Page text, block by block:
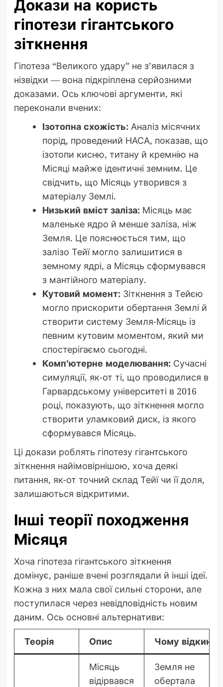
Докази на користь
гіпотези гігантського
зіткнення
Гіпотеза “Великого удару” не з’явилася з
нізвідки — вона підкріплена серйозними
доказами. Ось ключові аргументи, які
переконали вчених:
Ізотопна схожість:Аналіз місячних
порід, проведений НАСА, показав, що
ізотопи кисню, титану й кремнію на
Місяці майже ідентичні земним. Це
свідчить, що Місяць утворився з
матеріалу Землі.
Низький вміст заліза:Місяць має
маленьке ядро й менше заліза, ніж
Земля. Це пояснюється тим, що
залізо Тейї могло залишитися в
земному ядрі, а Місяць сформувався
з мантійного матеріалу.
Кутовий момент:Зіткнення з Тейєю
могло прискорити обертання Землі й
створити систему Земля-Місяць із
певним кутовим моментом, який ми
спостерігаємо сьогодні.
Комп’ютерне моделювання:Сучасні
симуляції, як-от ті, що проводилися в
Гарвардському університеті в 2016
році, показують, що зіткнення могло
створити уламковий диск, із якого
сформувався Місяць.
Ці докази роблять гіпотезу гігантського
зіткнення найімовірнішою, хоча деякі
питання, як-от точний склад Тейї чи її доля,
залишаються відкритими.
Інші теорії походження
Місяця
Хоча гіпотеза гігантського зіткнення
домінує, раніше вчені розглядали й інші ідеї.
Кожна з них мала свої сильні сторони, але
поступилася через невідповідність новим
даним. Ось основні альтернативи:
Теорія Опис Чому
Місяць
відірвався
Земля не
обертала